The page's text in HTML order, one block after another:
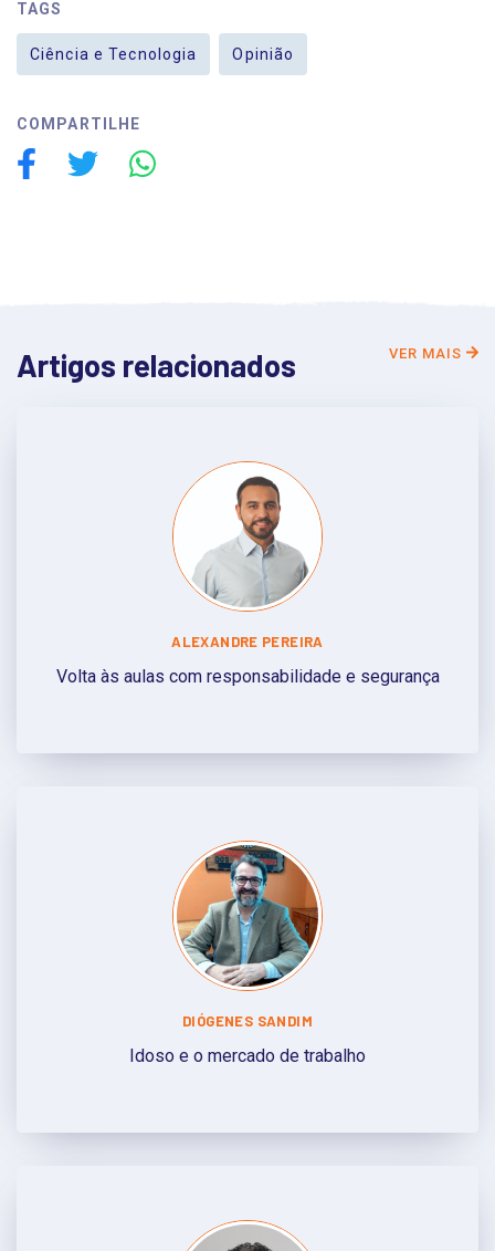
TAGS
Ciência e Tecnologia Opinião
COMPARTILHE
Artigos relacionados VER MAIS
ALEXANDRE PEREIRA
Volta às aulas com responsabilidade e segurança
DIÓGENES SANDIM
Idoso e o mercado de trabalho